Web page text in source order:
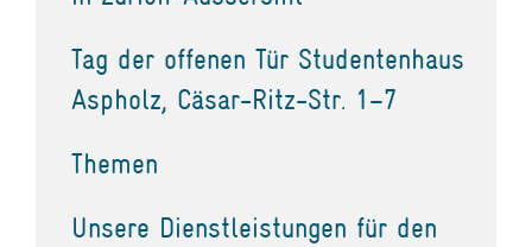
Tag der offenen Tür Studentenhaus
Aspholz, Cäsar-Ritz-Str. 1–7
Themen
Unsere Dienstleistungen für den